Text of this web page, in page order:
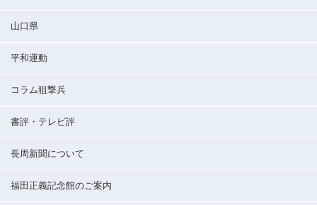
山口県
平和運動
コラム狙撃兵
書評・テレビ評
長周新聞について
福田正義記念館のご案内